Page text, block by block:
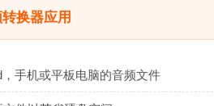
换器应用
手机或平板电脑的音频文件